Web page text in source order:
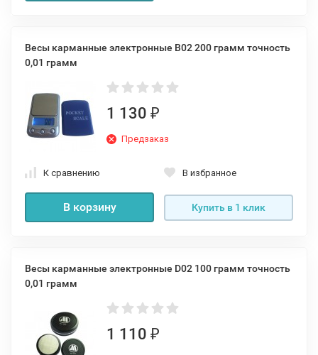
Весы карманные электронные B02 200 грамм точность
0,01 грамм
1 130 ₽
Предзаказ
К сравнению В избранное
В корзину Купить в 1 клик
Весы карманные электронные D02 100 грамм точность
0,01 грамм
1 110 ₽